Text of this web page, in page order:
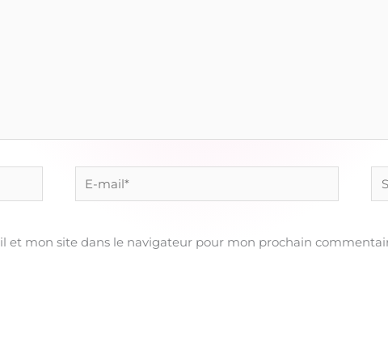
E-
mail*
et mon site dans le navigateur pour mon prochain